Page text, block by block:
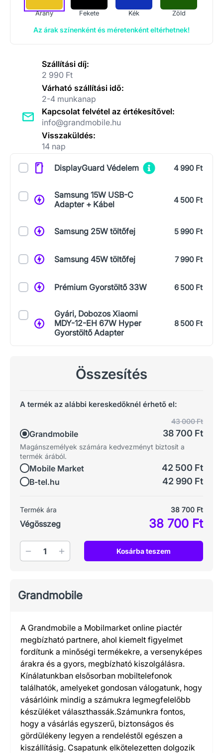
Arany Fekete Kék Zöld
Az árak színenként és méretenként eltérhetnek!
Szállítási díj:
2 990 Ft
Várható szállítási idő:
2-4 munkanap
Kapcsolat felvétel az értékesítővel:
info@grandmobile.hu
Visszaküldés:
14 nap
KiegészítőkDisplayGuard Védelem 4 990 Ft
Samsung 15W USB-C
Adapter + Kábel
4 500 Ft
Samsung 25W töltőfej 5 990 Ft
Samsung 45W töltőfej 7 990 Ft
Prémium Gyorstöltő 33W 6 500 Ft
Gyári, Dobozos Xiaomi
MDY-12-EH 67W Hyper
Gyorstöltő Adapter
8 500 Ft
Összesítés
A termék az alábbi kereskedőknél érhető el:
Grandmobile
43 000 Ft
38 700 Ft
Magánszemélyek számára kedvezményt biztosít a
termék árából.
Mobile Market 42 500 Ft
B-tel.hu 42 990 Ft
Termék ára 38 700 Ft
Végösszeg 38 700 Ft
Mennyiség Kosárba teszem
Grandmobile
A Grandmobile a Mobilmarket online piactér
megbízható partnere, ahol kiemelt figyelmet
fordítunk a minőségi termékekre, a versenyképes
árakra és a gyors, megbízható kiszolgálásra.
Kínálatunkban elsősorban mobiltelefonok
találhatók, amelyeket gondosan válogatunk, hogy
vásárlóink mindig a számukra legmegfelelőbb
készüléket választhassák.Számunkra fontos,
hogy a vásárlás egyszerű, biztonságos és
gördülékeny legyen a rendeléstől egészen a
kiszállításig. Csapatunk elkötelezetten dolgozik